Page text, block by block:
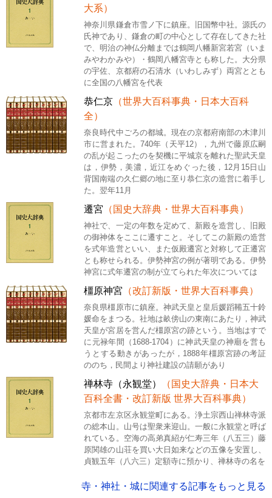
大系）
神奈川県鎌倉市雪ノ下に鎮座。旧国幣中社。源氏の
氏神であり、鎌倉の町の中心として存在してきた社
で、明治の神仏分離までは鶴岡八幡新宮若宮（いま
みやわかみや）・鶴岡八幡宮寺とも称した。大分県
の宇佐、京都府の石清水（いわしみず）両宮ととも
に全国の八幡宮を代表
恭仁京 （世界大百科事典・日本大百科
全）
奈良時代中ごろの都城。現在の京都府南部の木津川
市に営まれた。740年（天平12），九州で藤原広嗣
の乱が起こったのを契機に平城京を離れた聖武天皇
は，伊勢，美濃，近江をめぐった後，12月15日山
背国南端の久仁郷の地に至り恭仁京の造営に着手し
た。翌年11月
遷宮 （国史大辞典・世界大百科事典）
神社で、一定の年数を定めて、新殿を造営し、旧殿
の御神体をここに遷すこと。そしてこの新殿の造営
を式年造営といい、また仮殿遷宮と対称して正遷宮
とも称せられる。伊勢神宮の例が著明である。伊勢
神宮に式年遷宮の制が立てられた年次については
橿原神宮 （改訂新版・世界大百科事典）
奈良県橿原市に鎮座。神武天皇と皇后媛蹈鞴五十鈴
媛命をまつる。社地は畝傍山の東南にあたり，神武
天皇が宮居を営んだ橿原宮の跡という。当地はすで
に元禄年間（1688-1704）に神武天皇の神廟を営も
うとする動きがあったが，1888年橿原宮跡の考証
ののち，民間より神社建設の請願があり
禅林寺（永観堂）
（国史大辞典・日本大
百科全書・改訂新版 世界大百科事典）
京都市左京区永観堂町にある。浄土宗西山禅林寺派
の総本山。山号は聖衆来迎山。一般に永観堂と呼ば
れている。空海の高弟真紹が仁寿三年（八五三）藤
原関雄の山荘を買い大日如来などの五像を安置し、
貞観五年（八六三）定額寺に預かり、禅林寺の名を
寺・神社・城に関連する記事をもっと見る